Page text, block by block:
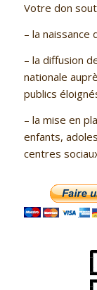
Votre don
– la
– la diffusion
nationale
publics
– la mise en
enfants,
centres